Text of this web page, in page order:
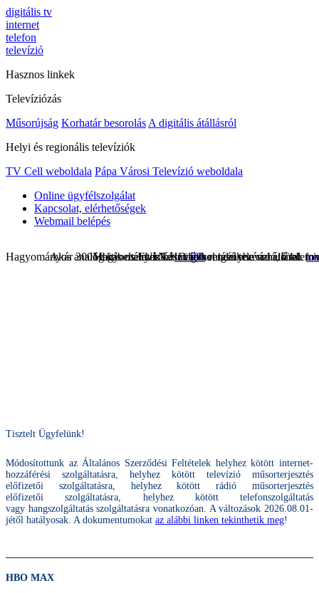
digitális tv
internet
telefon
televízió
Hasznos linkek
Televíziózás
Műsorújság Korhatár besorolás A digitális átállásról
Helyi és regionális televíziók
TV Cell weboldala Pápa Városi Televízió weboldala
Online ügyfélszolgálat
Kapcsolat, elérhetőségek
Webmail belépés
FULL HD felbontású televízió, több
Akár 300Mbit/s-os InterNet magas rendelkezésre állásal.
Hagyományos készülékkel igénybe vehető
Hagyományos analóg kábeltelevízió.tovább
Tisztelt Ügyfelünk!
Módosítottunk az Általános Szerződési Feltételek helyhez kötött internet-
hozzáférési szolgáltatásra, helyhez kötött televízió műsorterjesztés
előfizetői szolgáltatásra, helyhez kötött rádió műsorterjesztés
előfizetői szolgáltatásra, helyhez kötött telefonszolgáltatás
vagy hangszolgáltatás szolgáltatásra vonatkozóan. A változások 2026.08.01-
jétől hatályosak. A dokumentumokat az alábbi linken tekinthetik meg!
HBO MAX